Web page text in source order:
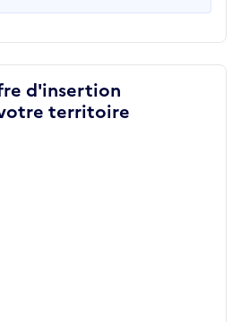
d'insertion
territoire